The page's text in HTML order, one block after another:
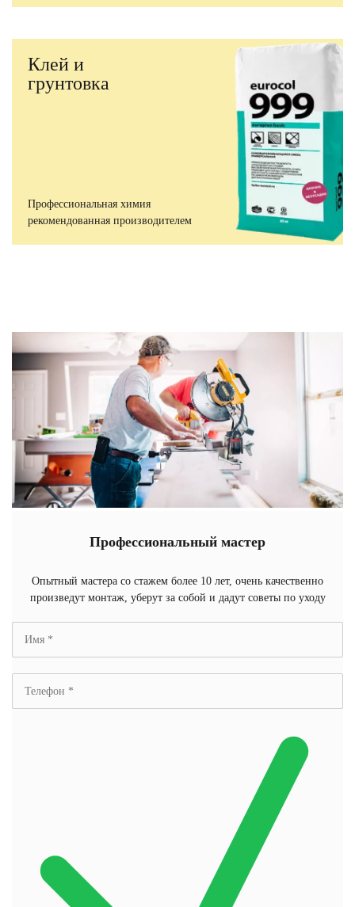
Клей и
грунтовка
Профессиональная химия
рекомендованная производителем
Профессиональный мастер
Опытный мастера со стажем более 10 лет, очень качественно
произведут монтаж, уберут за собой и дадут советы по уходу